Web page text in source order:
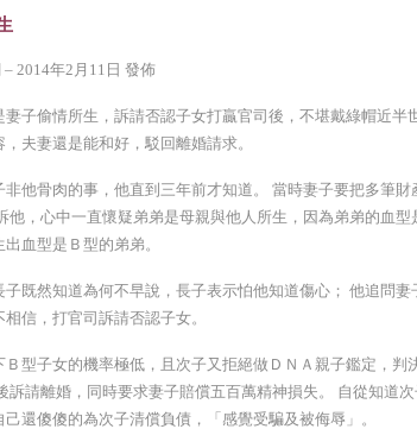
2014年2月11日 發佈
子偷情所生，訴請否認子女打贏官司後，不堪戴綠帽近半
夫妻還是能和好，駁回離婚請求。
他骨肉的事，他直到三年前才知道。 當時妻子要把多筆財
他，心中一直懷疑弟弟是母親與他人所生，因為弟弟的血型
血型是Ｂ型的弟弟。
既然知道為何不早說，長子表示怕他知道傷心； 他追問妻
信，打官司訴請否認子女。
型子女的機率極低，且次子又拒絕做ＤＮＡ親子鑑定，判
訴請離婚，同時要求妻子賠償五百萬精神損失。 自從知道
還傻傻的為次子清償負債，「感覺受騙及被侮辱」。